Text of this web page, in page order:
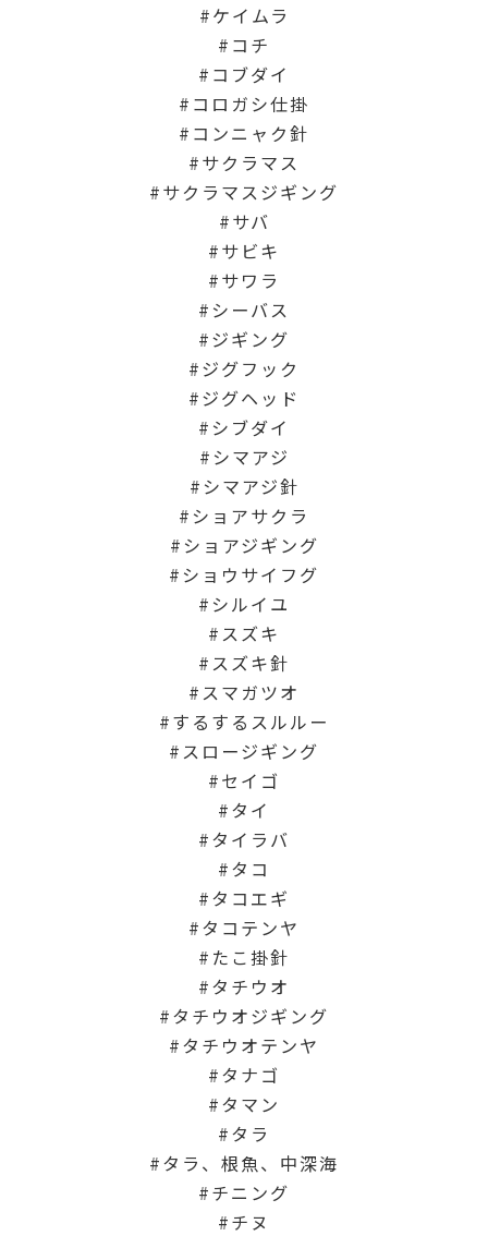
ケイムラ
コチ
コブダイ
コロガシ仕掛
コンニャク針
サクラマス
サクラマスジギング
サバ
サビキ
サワラ
シーバス
ジギング
ジグフック
ジグヘッド
シブダイ
シマアジ
シマアジ針
ショアサクラ
ショアジギング
ショウサイフグ
シルイユ
スズキ
スズキ針
スマガツオ
するするスルルー
スロージギング
セイゴ
タイ
タイラバ
タコ
タコエギ
タコテンヤ
たこ掛針
タチウオ
タチウオジギング
タチウオテンヤ
タナゴ
タマン
タラ
タラ、根魚、中深海
チニング
チヌ